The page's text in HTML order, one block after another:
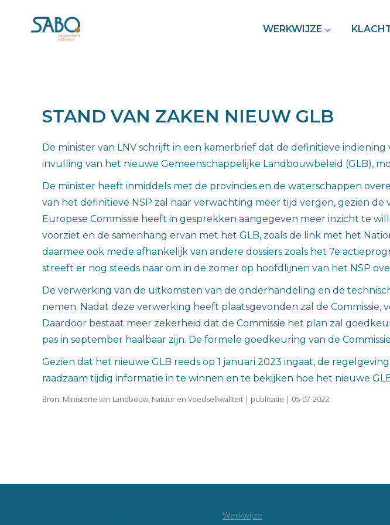
WERKWIJZE
STAND VAN ZAKEN NIEUW GLB
De minister van LNV schrijft in een kamerbrief dat de definitieve
invulling van het nieuwe Gemeenschappelijke Landbouwbeleid (GLB),
De minister heeft inmiddels met de provincies en de waterschappen
van het definitieve NSP zal naar verwachting meer tijd vergen, gezien
Europese Commissie heeft in gesprekken aangegeven meer inzicht te
voorziet en de samenhang ervan met het GLB, zoals de link met het
daarmee ook mede afhankelijk van andere dossiers zoals het 7e
streeft er nog steeds naar om in de zomer op hoofdlijnen van het NSP
De verwerking van de uitkomsten van de onderhandeling en de
nemen. Nadat deze verwerking heeft plaatsgevonden zal de
Daardoor bestaat meer zekerheid dat de Commissie het plan zal
pas in september haalbaar zijn. De formele goedkeuring van de
Gezien dat het nieuwe GLB reeds op 1 januari 2023 ingaat, de
raadzaam tijdig informatie in te winnen en te bekijken hoe het nieuwe
Bron: Ministerie van Landbouw, Natuur en Voedselkwaliteit | publicatie | 05-07-2022
Werkwijze